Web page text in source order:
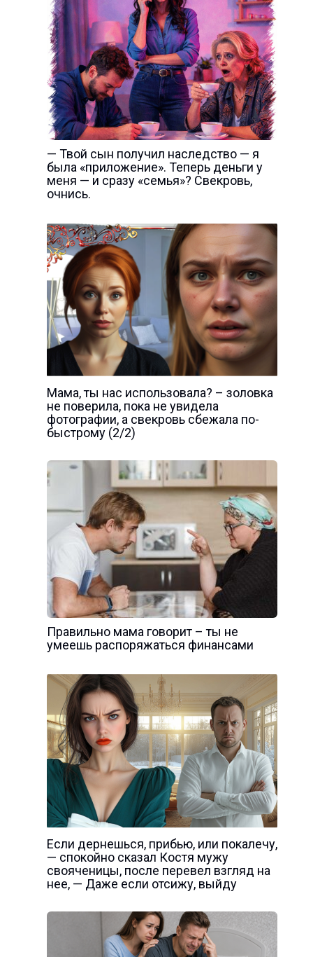
— Твой сын получил наследство — я
была «приложение». Теперь деньги у
меня — и сразу «семья»? Свекровь,
очнись.
Мама, ты нас использовала? – золовка
не поверила, пока не увидела
фотографии, а свекровь сбежала по-
быстрому (2/2)
Правильно мама говорит – ты не
умеешь распоряжаться финансами
Если дернешься, прибью, или покалечу,
— спокойно сказал Костя мужу
свояченицы, после перевел взгляд на
нее, — Даже если отсижу, выйду